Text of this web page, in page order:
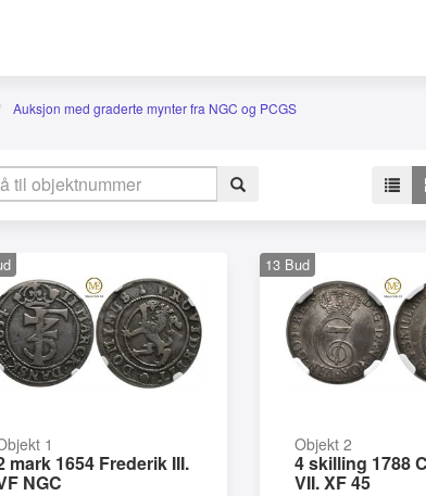
Auksjon med graderte mynter fra NGC og PCGS
1
mark 1654 Frederik III.
NGC
13 Bud
Objekt 2
4 skilling 1788
VII. XF 45